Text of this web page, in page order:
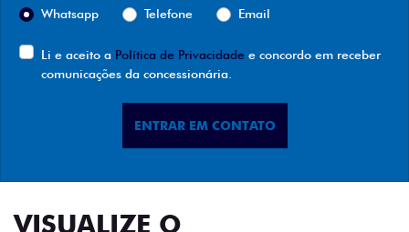
Whatsapp
Telefone Email
Li e aceito a Política de Privacidade e concordo em receber
comunicações da concessionária.
ENTRAR EM CONTATO
VISUALIZE O